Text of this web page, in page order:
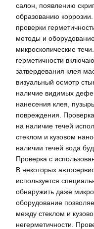
салон, появлению
образованию
проверки
методы и
микроскопические
герметичности
затвердевания клея
визуальный осмотр
наличие видимых
нанесения клея,
повреждения.
на наличие течей
стеклом и кузовом
наличии течей вода
Проверка с
В некоторых
используется
обнаружить даже
оборудование
между стеклом и
негерметичности.